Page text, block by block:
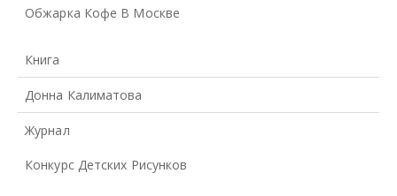
Обжарка Кофе В Москве
Книга
Донна Калиматова
Журнал
Конкурс Детских Рисунков